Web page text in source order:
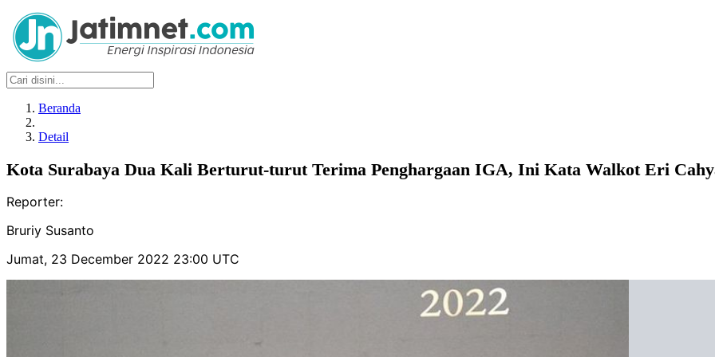
Beranda
Detail
Kota Surabaya Dua Kali Berturut-turut Terima Penghargaan IGA, Ini Kata Walkot Eri
Reporter:
Bruriy Susanto
Jumat, 23 December 2022 23:00 UTC